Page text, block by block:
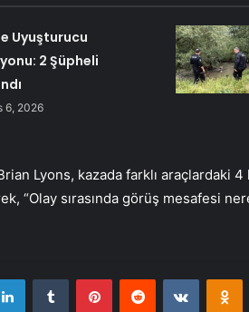
Uyuşturucu
2 Şüpheli
6, 2026
Lyons, kazada farklı araçlardaki
“Olay sırasında görüş mesafesi
LinkedInTumblr PinterestReddit